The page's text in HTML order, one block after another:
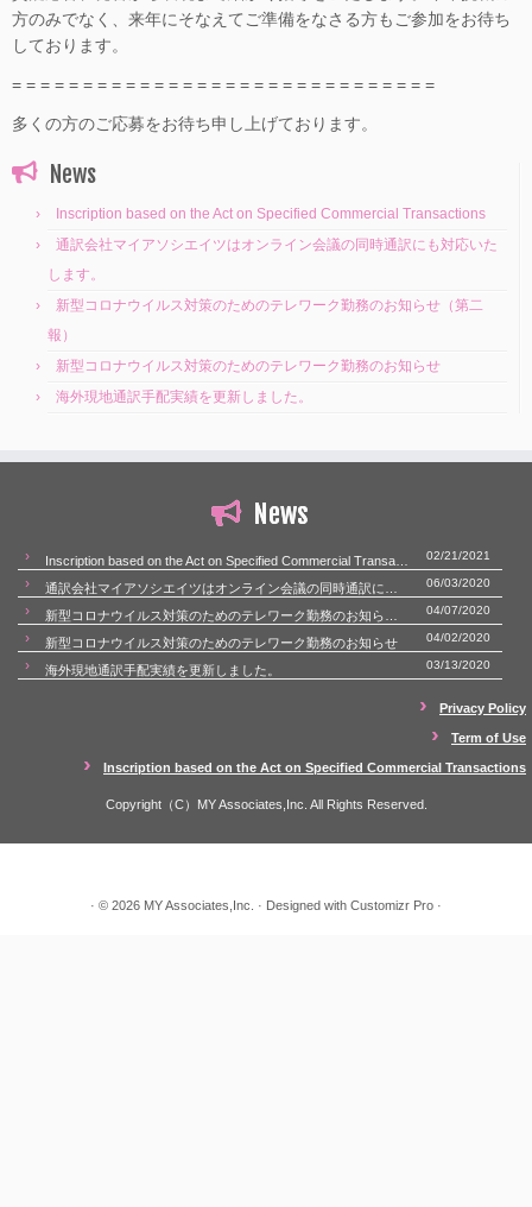
方のみでなく、来年にそなえてご準備をなさる方もご参加をお待ち
しております。
= = = = = = = = = = = = = = = = = = = = = = = = = = = = = =
多くの方のご応募をお待ち申し上げております。
News
Inscription based on the Act on Specified Commercial Transactions
通訳会社マイアソシエイツはオンライン会議の同時通訳にも対応いた
します。
新型コロナウイルス対策のためのテレワーク勤務のお知らせ（第二
報）
新型コロナウイルス対策のためのテレワーク勤務のお知らせ
海外現地通訳手配実績を更新しました。
News
Inscription based on the Act on Specified Commercial Transactions 02/21/2021
06/03/2020
04/07/2020
新型コロナウイルス対策のためのテレワーク勤務のお知らせ 04/02/2020
海外現地通訳手配実績を更新しました。 03/13/2020
Privacy Policy
Term of Use
Inscription based on the Act on Specified Commercial Transactions
Copyright（C）MY Associates,Inc. All Rights Reserved.
· © 2026 MY Associates,Inc. · Designed with Customizr Pro ·